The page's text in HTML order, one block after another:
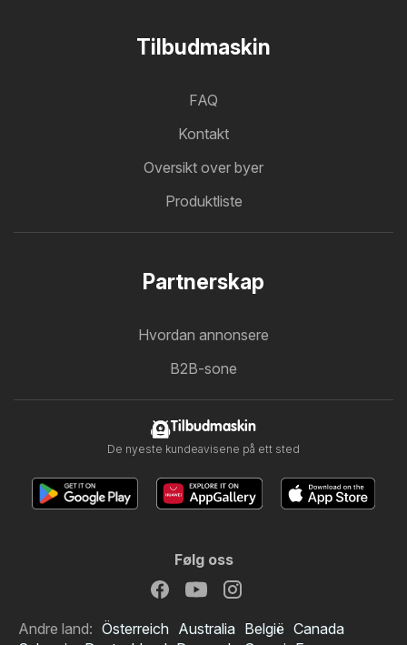
Tilbudmaskin
FAQ
Kontakt
Oversikt over byer
Produktliste
Partnerskap
Hvordan annonsere
B2B-sone
Tilbudmaskin
De nyeste kundeavisene på ett sted
Følg oss
Andre land: Österreich Australia België Canada